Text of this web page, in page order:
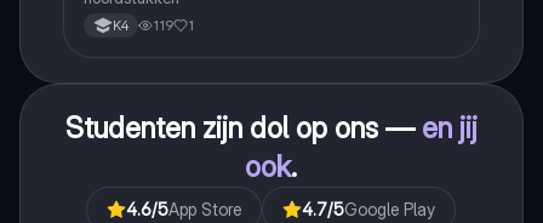
K4 119 1
Studenten zijn dol op ons — en jij
ook.
4.6/5App Store 4.7/5Google Play